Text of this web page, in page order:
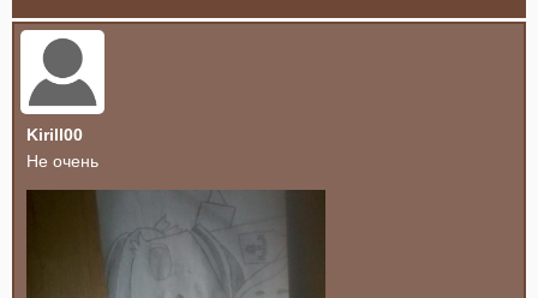
Kirill00
Не очень